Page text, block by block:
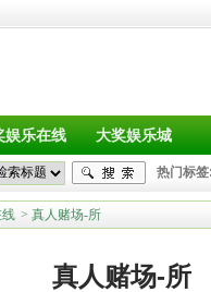
娱乐在线 大奖娱乐城
热门标
线 > 真人赌场-所
真人赌场-所